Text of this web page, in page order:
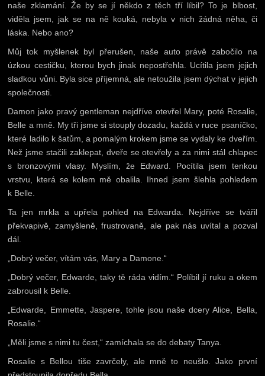
naše zklamání. Že by se jí někdo z těch tří líbil? To je blbost,
viděla jsem, jak se na ně kouká, nebyla v nich žádná něha, či
láska. Nebo ano?
Můj tok myšlenek byl přerušen, naše auto právě zabočilo na
úzkou cestičku, kterou bych jinak nepostřehla. Ucítila jsem jejich
sladkou vůni. Byla sice příjemná, ale netoužila jsem dýchat v jejich
společnosti.
Damon jako pravý gentleman nejdříve otevřel Mary, poté Rosalie,
Belle a mně. My tři jsme si stouply dozadu, každá v ruce psaníčko,
které ladilo k šatům, a pomalým krokem jsme se vydaly ke dveřím.
Než jsme stačili zaklepat, dveře se otevřely a za nimi stál chlapec
s bronzovými vlasy. Myslím, že Edward. Pocítila jsem tenkou
vrstvu, která se kolem mě obalila. Ihned jsem šlehla pohledem
k Belle.
Ta jen mrkla a upřela pohled na Edwarda. Nejdříve se tvářil
překvapivě, zamyšleně, frustrovaně, ale pak nás uvítal a pozval
dál.
„Dobrý večer, vítám vás, Mary a Damone.“
„Dobrý večer, Edwarde, taky tě ráda vidím.“ Políbil jí ruku a okem
zabrousil k Belle.
„Edwarde, Emmette, Jaspere, tohle jsou naše dcery Alice, Bella,
Rosalie.“
„Měli jsme s nimi tu čest,“ zamíchala se do debaty Tanya.
Rosalie s Bellou tiše zavrčely, ale mně to neušlo. Jako první